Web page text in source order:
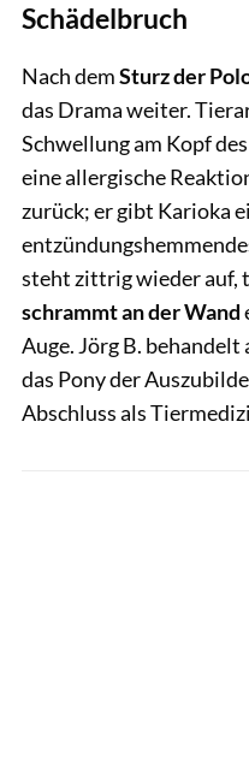
Schädelbruch
Nach demSturz der
das Drama weiter.
Schwellung am Kopf
eine allergische
zurück; er gibt Karioka
steht zittrig wieder auf,
schrammt an der Wand
Auge. Jörg B.
das Pony der
Abschluss als